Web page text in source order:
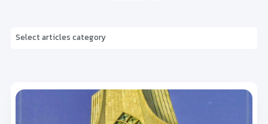
Select articles category